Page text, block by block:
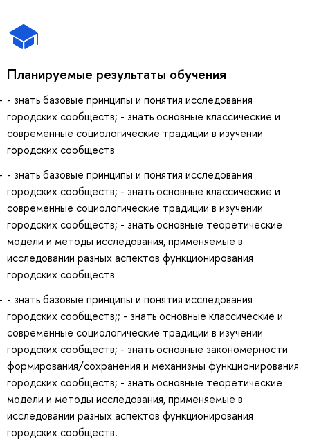
Планируемые результаты обучения
- знать базовые принципы и понятия исследования
городских сообществ; - знать основные классические и
современные социологические традиции в изучении
городских сообществ
- знать базовые принципы и понятия исследования
городских сообществ; - знать основные классические и
современные социологические традиции в изучении
городских сообществ; - знать основные теоретические
модели и методы исследования, применяемые в
исследовании разных аспектов функционирования
городских сообществ
- знать базовые принципы и понятия исследования
городских сообществ;; - знать основные классические и
современные социологические традиции в изучении
городских сообществ; - знать основные закономерности
формирования/сохранения и механизмы функционирования
городских сообществ; - знать основные теоретические
модели и методы исследования, применяемые в
исследовании разных аспектов функционирования
городских сообществ.